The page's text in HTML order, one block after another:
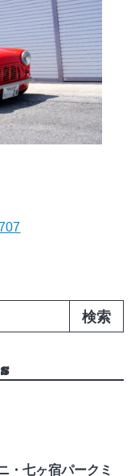
・七ヶ宿パークミ